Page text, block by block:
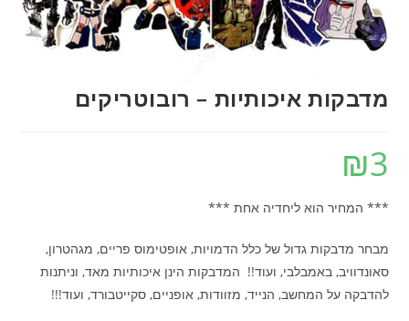
מדבקות איכותיות – רובוטריקים
₪3
*** המחיר הוא ליחדיה אחת ***
מבחר מדבקות גדול של כלל הדמויות, אופטימוס פריים, מגהטרון,
סאונדוויב, באמבלבי, ועוד!! המדבקות הינן איכותיות מאד, וניתנות
להדבקה על המחשב, הנייד, מזוודות, אופניים, סקייטבורד, ועוד!!!